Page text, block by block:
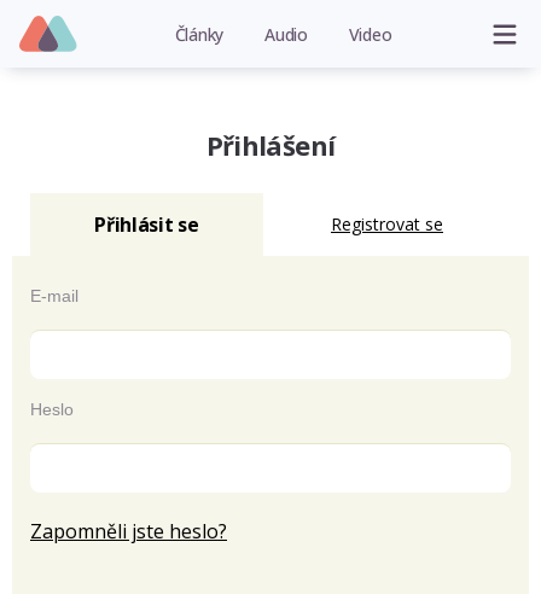
Články Audio Video
Přihlášení
Přihlásit se Registrovat se
E-mail
Heslo
Zapomněli jste heslo?